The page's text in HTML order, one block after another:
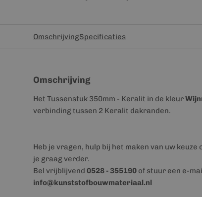
OmschrijvingSpecificaties
Omschrijving
Het Tussenstuk 350mm - Keralit in de kleur
verbinding tussen 2 Keralit dakranden.
Heb je vragen, hulp bij het maken van uw
je graag verder.
Bel vrijblijvend 0528 - 355190 of stuur een e-
info@kunststofbouwmateriaal.nl